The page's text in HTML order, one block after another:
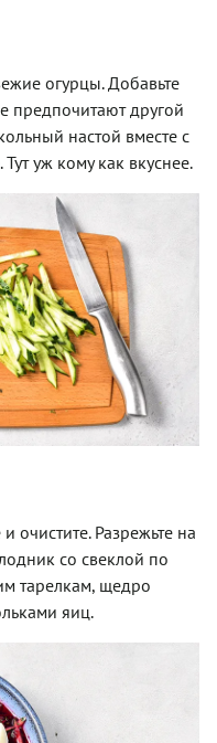
огурцы. Добавьте
предпочитают другой
настой вместе с
уж кому как вкуснее.
очистите. Разрежьте на
со свеклой по
тарелкам, щедро
яиц.